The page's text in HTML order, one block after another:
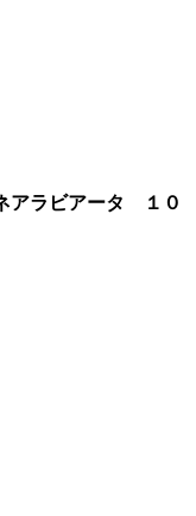
アラビアータ
１０